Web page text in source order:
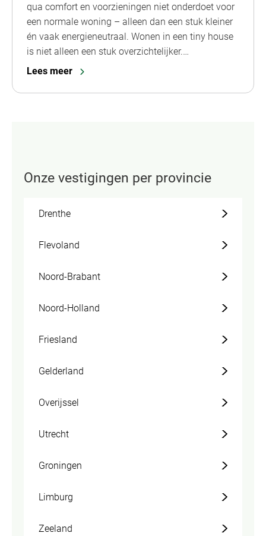
qua comfort en voorzieningen niet onderdoet voor
een normale woning – alleen dan een stuk kleiner
én vaak energieneutraal. Wonen in een tiny house
is niet alleen een stuk overzichtelijker.…
Lees meer
Onze vestigingen per provincie
Drenthe
Flevoland
Noord-Brabant
Noord-Holland
Friesland
Gelderland
Overijssel
Utrecht
Groningen
Limburg
Zeeland